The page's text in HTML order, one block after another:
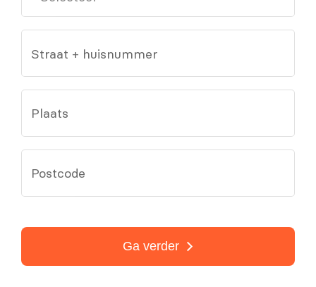
Straat + huisnummer
Plaats
Postcode
Ga verder